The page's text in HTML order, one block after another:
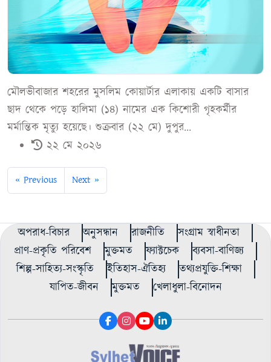
মৌলভীবাজার শহরের মুসলিম কোয়ার্টার এলাকায় একটি বাসার
ছাদ থেকে পড়ে হালিমা (১৪) নামের এক কিশোরী গৃহকর্মীর
মর্মান্তিক মৃত্যু হয়েছে। শুক্রবার (২২ মে) দুপুর...
২২ মে ২০২৬
« Previous Next »
অপরাধ-বিচার অনুসন্ধান রাজনীতি
সংগ্রাম স্বাধীনতা
প্রাণ-প্রকৃতি পরিবেশ
মুক্তমত ফ্যাক্টচেক
ব্যবসা-বাণিজ্য
শিল্প-সাহিত্য-সংস্কৃতি
ইতিহাস-ঐতিহ্য
তথ্যপ্রযুক্তি-শিক্ষা
যাপিত-জীবন
মুক্তমত খেলাধুলা-বিনোদন